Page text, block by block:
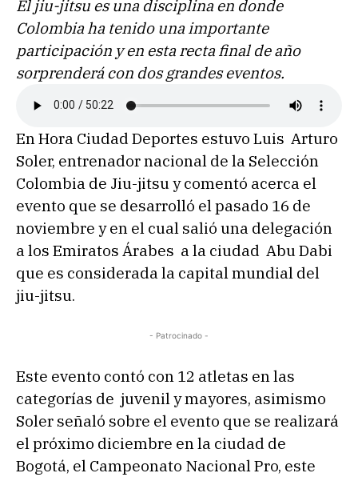
El jiu-jitsu es una disciplina en donde
Colombia ha tenido una importante
participación y en esta recta final de año
sorprenderá con dos grandes eventos.
En Hora Ciudad Deportes estuvo Luis Arturo
Soler, entrenador nacional de la Selección
Colombia de Jiu-jitsu y comentó acerca el
evento que se desarrolló el pasado 16 de
noviembre y en el cual salió una delegación
a los Emiratos Árabes a la ciudad Abu Dabi
que es considerada la capital mundial del
jiu-jitsu.
- Patrocinado -
Este evento contó con 12 atletas en las
categorías de juvenil y mayores, asimismo
Soler señaló sobre el evento que se realizará
el próximo diciembre en la ciudad de
Bogotá, el Campeonato Nacional Pro, este